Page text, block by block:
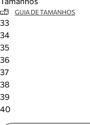
GUIA DE TAMANHOS
33
34
35
36
37
38
39
40